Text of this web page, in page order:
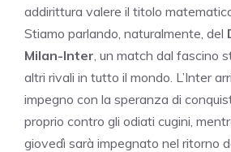
addirittura valere il titolo
Stiamo parlando, naturalmente, del
Milan-Inter , un match dal fascino
altri rivali in tutto il mondo. L’Inter
impegno con la speranza di
proprio contro gli odiati cugini,
giovedì sarà impegnato nel ritorno